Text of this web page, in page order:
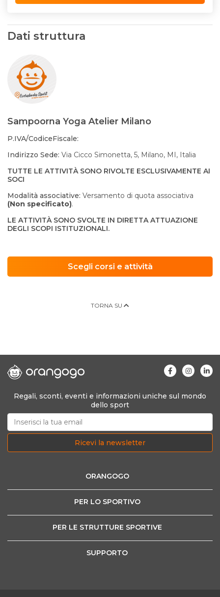
Dati struttura
Sampoorna Yoga Atelier Milano
P.IVA/CodiceFiscale:
Indirizzo Sede: Via Cicco Simonetta, 5, Milano, MI, Italia
TUTTE LE ATTIVITÀ SONO RIVOLTE ESCLUSIVAMENTE AI
SOCI
Modalità associative: Versamento di quota associativa
(Non specificato).
LE ATTIVITÀ SONO SVOLTE IN DIRETTA ATTUAZIONE
DEGLI SCOPI ISTITUZIONALI.
Scegli corsi e attività
TORNA SU
Regali, sconti, eventi e informazioni uniche sul mondo
dello sport
Ricevi la newsletter
ORANGOGO
PER LO SPORTIVO
PER LE STRUTTURE SPORTIVE
SUPPORTO